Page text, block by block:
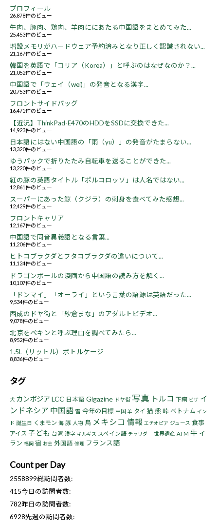
プロフィール
26,878件のビュー
牛肉、豚肉、鶏肉、羊肉ににあたる中国語をまとめてみた...
25,453件のビュー
増設メモリがハードウェア予約済みとなり正しく認識されない...
21,167件のビュー
韓国を英語で「コリア（Korea）」と呼ぶのはなぜなのか？...
21,052件のビュー
中国語で「ウェイ（wei)」の発音となる漢字...
20,753件のビュー
フロントサイドバッグ
16,471件のビュー
【近況】ThinkPad-E470のHDDをSSDに交換できた...
14,923件のビュー
日本語にはない中国語の「雨（yu）」の発音がたまらない...
13,320件のビュー
ゆうパックで折りたたみ自転車を送ることができた...
13,220件のビュー
紅の豚の英語タイトル「ポルコロッソ」は人名ではない...
12,861件のビュー
スーパーにあった鯨（クジラ）の刺身を食べてみた感想...
12,429件のビュー
フロントキャリア
12,167件のビュー
中国語で同音異義語となる言葉...
11,206件のビュー
ヒトコブラクダとフタコブラクダの違いについて...
11,124件のビュー
ドラゴンボールの漫画から中国語の読み方を解く...
10,107件のビュー
「ドンマイ」「オーライ」という言葉の語源は英語だった...
9,534件のビュー
西成のドヤ街と「紗倉まな」のアダルトビデオ...
9,078件のビュー
北京をペキンと呼ぶ理由を調べてみたら...
8,952件のビュー
1.5L（リットル）ボトルケージ
8,836件のビュー
タグ
犬 カンボジア LCC 日本語 Gigazine ドヤ街 写真 トルコ 下痢 ビザ イ
ンドネシア 中国語 雪 今年の目標 中国 羊 タイ 猫熊峠 ベトナム イン
ド 誕生日 くまモン 海 豚 人物 鳥 メキシコ 情報 エチオピア ジュース 食事
アイス 子ども 台湾 漢字 キルギス スペイン語 チャリダー 世界遺産 ATM 牛 イ
ラン 福岡 宿 お金 外国語 修理 フランス語
Count per Day
2558899総訪問者数:
415今日の訪問者数:
782昨日の訪問者数:
6928先週の訪問者数: